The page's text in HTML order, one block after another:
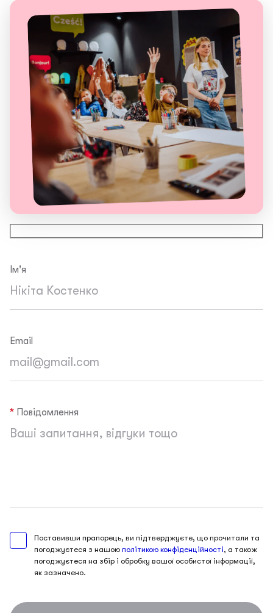
Ім'я
Email
Повідомлення
Поставивши прапорець, ви підтверджуєте, що прочитали та
погоджуєтеся з нашою політикою конфіденційності, а також
погоджуєтеся на збір і обробку вашої особистої інформації,
як зазначено.